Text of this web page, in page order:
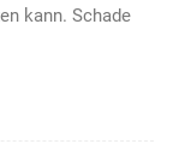
kann. Schade